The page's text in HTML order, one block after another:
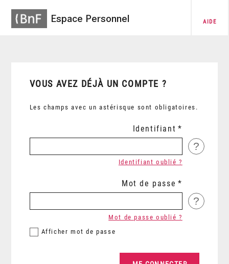
Espace Personnel AIDE
VOUS AVEZ DÉJÀ UN COMPTE ?
Les champs avec un astérisque sont obligatoires.
Identifiant
?
Identifiant oublié ?
Mot de passe
?
Afficher mot de passe
Mot de passe oublié ?